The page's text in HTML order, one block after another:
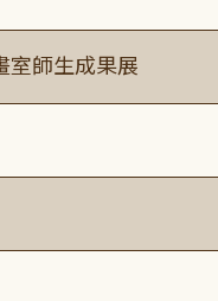
室師生成果展